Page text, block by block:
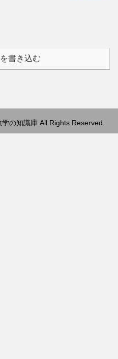
書き込む
の知識庫 All Rights Reserved.